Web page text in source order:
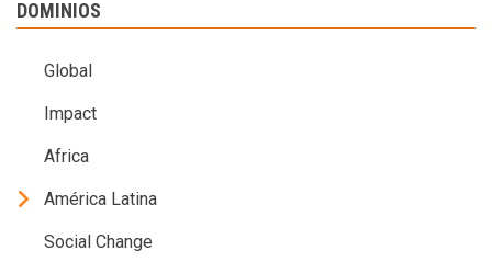
DOMINIOS
Global
Impact
Africa
América Latina
Social Change